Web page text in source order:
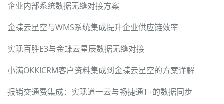
企业内部系统数据无缝对接方案
金蝶云星空与WMS系统集成提升企业供应链效率
实现百胜E3与金蝶云星辰数据无缝对接
小满OKKICRM客户资料集成到金蝶云星空的方案详解
报销交通费集成：实现道一云与畅捷通T+的数据同步